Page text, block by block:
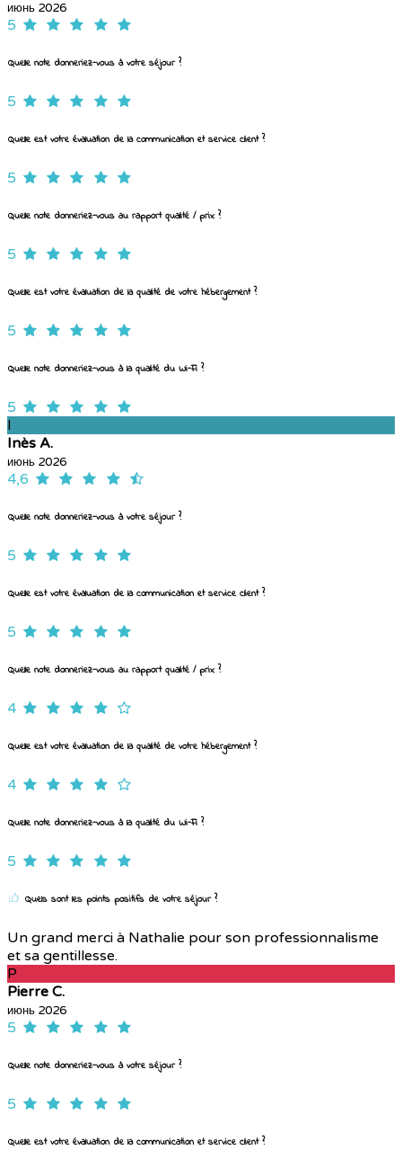
июнь 2026
5
Quelle note donneriez-vous à votre séjour ?
5
Quelle est votre évaluation de la communication et service client ?
5
Quelle note donneriez-vous au rapport qualité / prix ?
5
Quelle est votre évaluation de la qualité de votre hébergement ?
5
Quelle note donneriez-vous à la qualité du Wi-Fi ?
5
I
Inès A.
июнь 2026
4,6
Quelle note donneriez-vous à votre séjour ?
5
Quelle est votre évaluation de la communication et service client ?
5
Quelle note donneriez-vous au rapport qualité / prix ?
4
Quelle est votre évaluation de la qualité de votre hébergement ?
4
Quelle note donneriez-vous à la qualité du Wi-Fi ?
5
Quels sont les points positifs de votre séjour ?
Un grand merci à Nathalie pour son professionnalisme
et sa gentillesse.
P
Pierre C.
июнь 2026
5
Quelle note donneriez-vous à votre séjour ?
5
Quelle est votre évaluation de la communication et service client ?